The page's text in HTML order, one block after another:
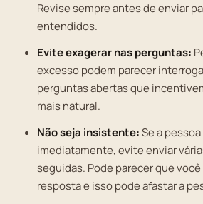
Revise sempre antes de enviar
entendidos.
Evite exagerar nas perguntas:
excesso podem parecer
perguntas abertas que
mais natural.
Não seja insistente:Se a
imediatamente, evite enviar
seguidas. Pode parecer que
resposta e isso pode afastar a